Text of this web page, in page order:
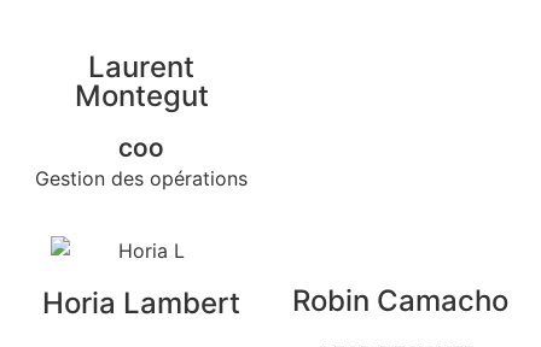
Laurent
Montegut
COO
Gestion des opérations
Horia Lambert Robin Camacho